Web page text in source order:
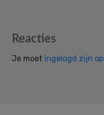
Reader
Reacties
Je moet ingelogd zijn op